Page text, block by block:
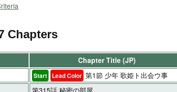
Chapters
Chapter Title (JP)
Start Lead Color 第1節 少年 歌姫ト出会ウ事
第315話 秘密の部屋